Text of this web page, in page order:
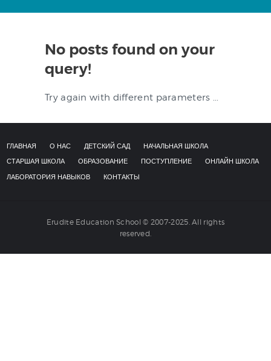
ПОСТУПЛЕНИЕ
ОНЛАЙН ШКОЛА
НАВЫКОВ
КОНТАКТЫ
No posts found on your
query!
Try again with different parameters ...
ГЛАВНАЯ О НАС ДЕТСКИЙ САД
НАЧАЛЬНАЯ ШКОЛА
СТАРШАЯ ШКОЛА
ОБРАЗОВАНИЕ ПОСТУПЛЕНИЕ
ОНЛАЙН ШКОЛА
ЛАБОРАТОРИЯ НАВЫКОВ
КОНТАКТЫ
Erudite Education School © 2007-2025. All rights
reserved.